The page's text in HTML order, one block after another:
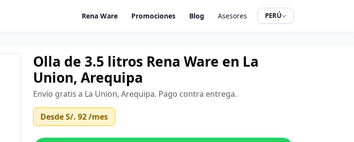
Rena Ware Promociones Blog Asesores PERÚ
Olla de 3.5 litros Rena Ware en La
Union, Arequipa
Envío gratis a La Union, Arequipa. Pago contra entrega.
DesdeS/. 92/mes